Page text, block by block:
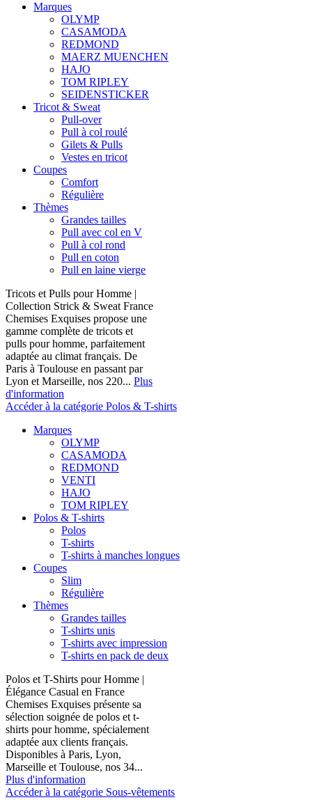
Marques
OLYMP
CASAMODA
REDMOND
MAERZ MUENCHEN
HAJO
TOM RIPLEY
SEIDENSTICKER
Tricot & Sweat
Pull-over
Pull à col roulé
Gilets & Pulls
Vestes en tricot
Coupes
Comfort
Régulière
Thèmes
Grandes tailles
Pull avec col en V
Pull à col rond
Pull en coton
Pull en laine vierge
Tricots et Pulls pour Homme |
Collection Strick & Sweat France
Chemises Exquises propose une
gamme complète de tricots et
pulls pour homme, parfaitement
adaptée au climat français. De
Paris à Toulouse en passant par
Lyon et Marseille, nos 220... Plus
d'information
Accéder à la catégorie Polos & T-shirts
Marques
OLYMP
CASAMODA
REDMOND
VENTI
HAJO
TOM RIPLEY
Polos & T-shirts
Polos
T-shirts
T-shirts à manches longues
Coupes
Slim
Régulière
Thèmes
Grandes tailles
T-shirts unis
T-shirts avec impression
T-shirts en pack de deux
Polos et T-Shirts pour Homme |
Élégance Casual en France
Chemises Exquises présente sa
sélection soignée de polos et t-
shirts pour homme, spécialement
adaptée aux clients français.
Disponibles à Paris, Lyon,
Marseille et Toulouse, nos 34...
Plus d'information
Accéder à la catégorie Sous-vêtements